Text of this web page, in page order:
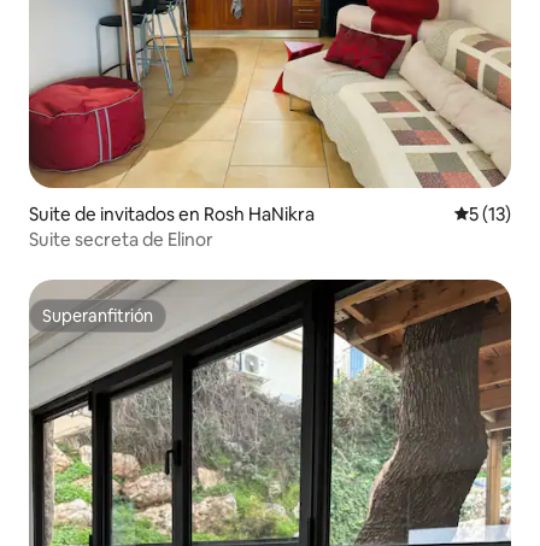
Suite de invitados en Rosh HaNikra
5 (13)
Suite secreta de Elinor
Superanfitrión
Superanfitrión